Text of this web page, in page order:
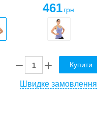
461 грн
Купити
Швидке замовлення